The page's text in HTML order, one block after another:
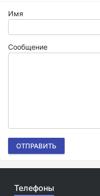
Имя
Сообщение
ОТПРАВИТЬ
Телефоны